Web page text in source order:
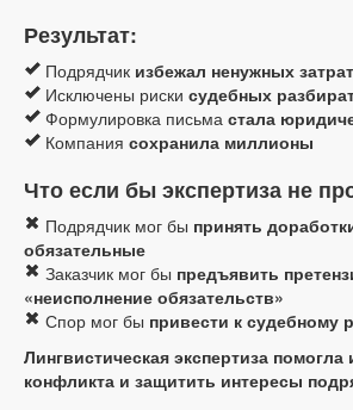
Результат:
Подрядчик избежал ненужных затрат
Исключены риски судебных
Формулировка письма стала
Компания сохранила миллионы
Что если бы экспертиза не
Подрядчик мог бы принять
обязательные
Заказчик мог бы предъявить
«неисполнение обязательств»
Спор мог бы привести к судебному
Лингвистическая экспертиза помогла
конфликта и защитить интересы